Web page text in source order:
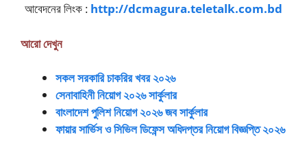
আবেদনের লিংক : http://dcmagura.teletalk.com.bd
আরো দেখুন
সকল সরকারি চাকরির খবর ২০২৬
সেনাবাহিনী নিয়োগ ২০২৬ সার্কুলার
বাংলাদেশ পুলিশ নিয়োগ ২০২৬ জব সার্কুলার
ফায়ার সার্ভিস ও সিভিল ডিফেন্স অধিদপ্তর নিয়োগ বিজ্ঞপ্তি ২০২৬